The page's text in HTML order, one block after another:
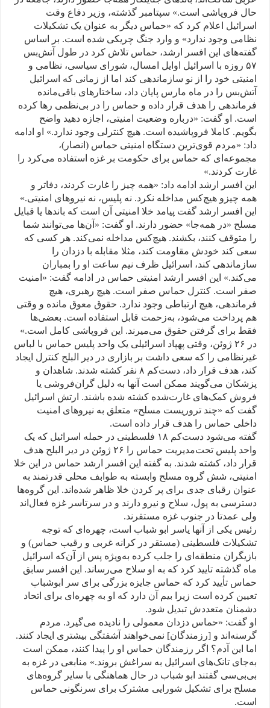
حال فروپاشی است.» سپتامبر گذشته، وزیر دفاع وقت
اسرائیل اعلام کرد که «حماس دیگر به عنوان یک تشکیلات
نظامی وجود ندارد» و وارد جنگ چریکی شده است. بر اساس
گفته‌های این افسر ارشد، حماس تلاش کرد در طول آتش‌بس
۵۷ روزه با اسرائیل اوایل امسال، شورای سیاسی، نظامی و
امنیتی خود را از نو سازماندهی کند اما از زمانی که اسرائیل
آتش‌بس را در ماه مارس پایان داد، ساختارهای باقی‌مانده
فرماندهی را هدف قرار داده و حماس را در بی‌نظمی رها کرده
است. او گفت: «درباره وضعیت امنیتی، اجازه دهید واضح
بگویم. کاملا فروپاشیده است. هیچ کنترلی وجود ندارد.» او ادامه
داد: «مردم قوی‌ترین دستگاه امنیتی حماس (انصار)،
مجموعه‌ای که حماس برای حکومت بر غزه استفاده می‌کرد را
غارت کردند.»
این افسر ارشد ادامه داد: «همه چیز را غارت کردند، دفاتر و
همه چیزو هیچ‌کس مداخله نکرد. نه پلیس، نه نیروهای امنیتی.»
این افسر ارشد گفت پیامد خلا امنیتی آن است که باندها یا قبایل
مسلح «در همه‌جا» حضور دارند. او گفت: «آن‌ها می‌توانند شما
را متوقف کنند، بکشند. هیچ‌کس مداخله نمی‌کند. هر کسی که
سعی کند خودش مقاومت کند، مثلا مقابله با دزدان را
سازماندهی کند، اسرائیل ظرف نیم ساعت او را بمباران
می‌کند.» این افسر ارشد امنیتی حماس در ادامه گفت: «امنیت
صفر است. کنترل حماس صفر است. هیچ رهبری، هیچ
فرماندهی، هیچ ارتباطی وجود ندارد. حقوق معوق مانده و وقتی
هم پرداخت می‌شود، به‌زحمت قابل استفاده است. بعضی‌ها
فقط برای گرفتن حقوق می‌میرند. این فروپاشی کامل است.»
در ۲۶ ژوئن، وقتی پهپاد اسرائیلی یک واحد پلیس حماس با لباس
غیرنظامی را که سعی داشت بر بازاری در دیر البلح کنترل ایجاد
کند، هدف قرار داد، دست‌کم ۸ نفر کشته شدند. شاهدان و
پزشکان می‌گویند ممکن است آنها به دلیل گران‌فروشی یا
فروش کمک‌های غارت‌شده کشته شده باشند. ارتش اسرائیل
گفت که «چند تروریست مسلح» متعلق به نیروهای امنیت
داخلی حماس را هدف قرار داده است.
گفته می‌شود دست‌کم ۱۸ فلسطینی در حمله‌ اسرائیل که یک
واحد پلیس تحت‌مدیریت حماس را ۲۶ ژوئن در دیر البلح هدف
قرار داد، کشته شدند. به گفته این افسر ارشد حماس در این خلا
امنیتی، شش گروه مسلح وابسته به طوابف محلی قدرتمند به
عنوان رقبای جدی برای پر کردن خلا ظاهر شده‌اند. این گروه‌ها
دسترسی به پول، سلاح و نیرو دارند و در سرتاسر غزه فعال‌اند
ولی عمدتا در جنوب غزه مستقرند.
رئیس یکی از آنها یاسر ابو شباب است، چهره‌ای که توجه
تشکیلات فلسطینی (مستقر در کرانه غربی و رقیب حماس) و
بازیگران منطقه‌ای را جلب کرده به‌ویژه پس از آن‌که اسرائیل
ماه گذشته تایید کرد که به او سلاح می‌رساند. این افسر سابق
حماس تأیید کرد که حماس جایزه بزرگی برای سر ابوشباب
تعیین کرده است زیرا بیم آن دارد که او به چهره‌ای برای اتحاد
دشمنان متعددش تبدیل شود.
او گفت: «حماس دزدان معمولی را نادیده می‌گیرد. مردم
گرسنه‌اند و [رزمندگان] نمی‌خواهند آشفتگی بیشتری ایجاد کنند.
اما این آدم؟ اگر رزمندگان حماس او را پیدا کنند، ممکن است
به‌جای تانک‌های اسرائیل به سراغش بروند.» منابعی در غزه به
بی‌بی‌سی گفتند ابو شباب در حال هماهنگی با سایر گروه‌های
مسلح برای تشکیل شورایی مشترک برای سرنگونی حماس
است.